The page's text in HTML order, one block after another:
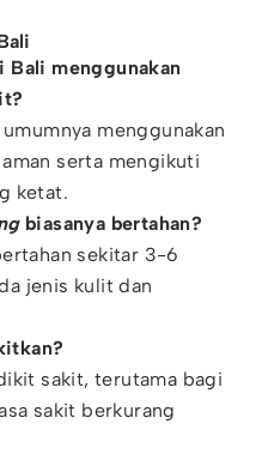
Bali menggunakan
menggunakan
serta mengikuti
ketat.
biasanya bertahan?
sekitar 3-6
jenis kulit dan
sakit, terutama bagi
sakit berkurang